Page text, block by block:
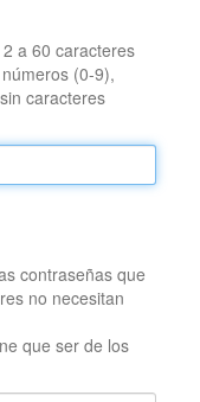
a 60 caracteres
(0-9),
caracteres
contraseñas que
no necesitan
que ser de los